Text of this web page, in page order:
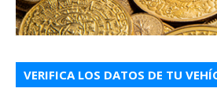
VERIFICA LOS DATOS DE TU